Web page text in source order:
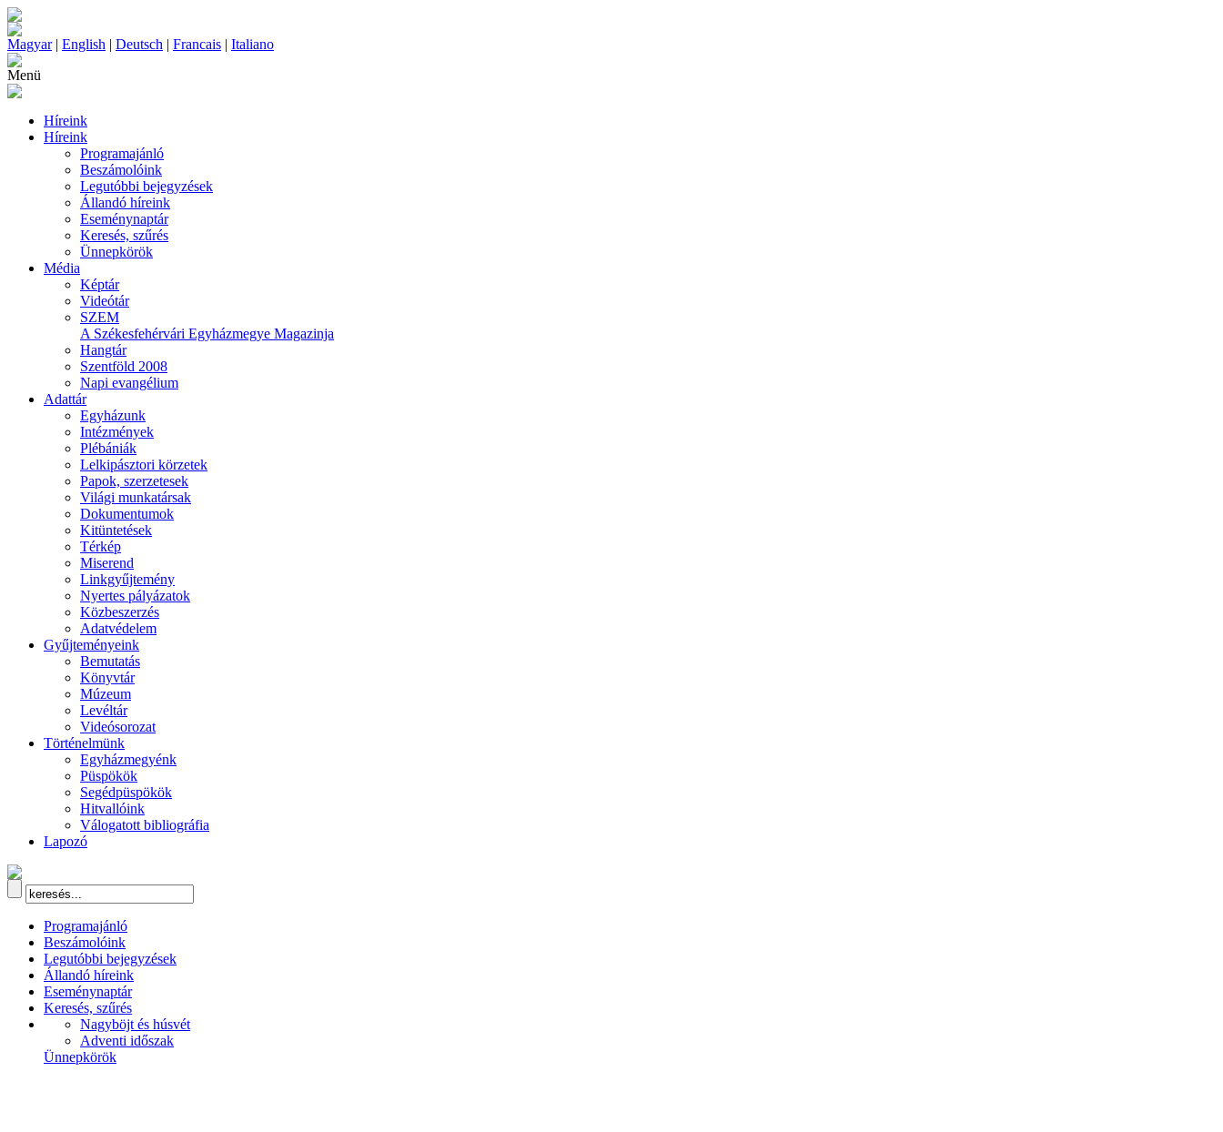
Magyar| English | Deutsch | Francais | Italiano
Menü
Híreink
Híreink
Programajánló
Beszámolóink
Legutóbbi bejegyzések
Állandó híreink
Eseménynaptár
Keresés, szűrés
Ünnepkörök
Média
Képtár
Videótár
SZEM
A Székesfehérvári Egyházmegye Magazinja
Hangtár
Szentföld 2008
Napi evangélium
Adattár
Egyházunk
Intézmények
Plébániák
Lelkipásztori körzetek
Papok, szerzetesek
Világi munkatársak
Dokumentumok
Kitüntetések
Térkép
Miserend
Linkgyűjtemény
Nyertes pályázatok
Közbeszerzés
Adatvédelem
Gyűjteményeink
Bemutatás
Könyvtár
Múzeum
Levéltár
Videósorozat
Történelmünk
Egyházmegyénk
Püspökök
Segédpüspökök
Hitvallóink
Válogatott bibliográfia
Lapozó
Programajánló
Beszámolóink
Legutóbbi bejegyzések
Állandó híreink
Eseménynaptár
Keresés, szűrés
Nagyböjt és húsvét
Adventi időszak
Ünnepkörök